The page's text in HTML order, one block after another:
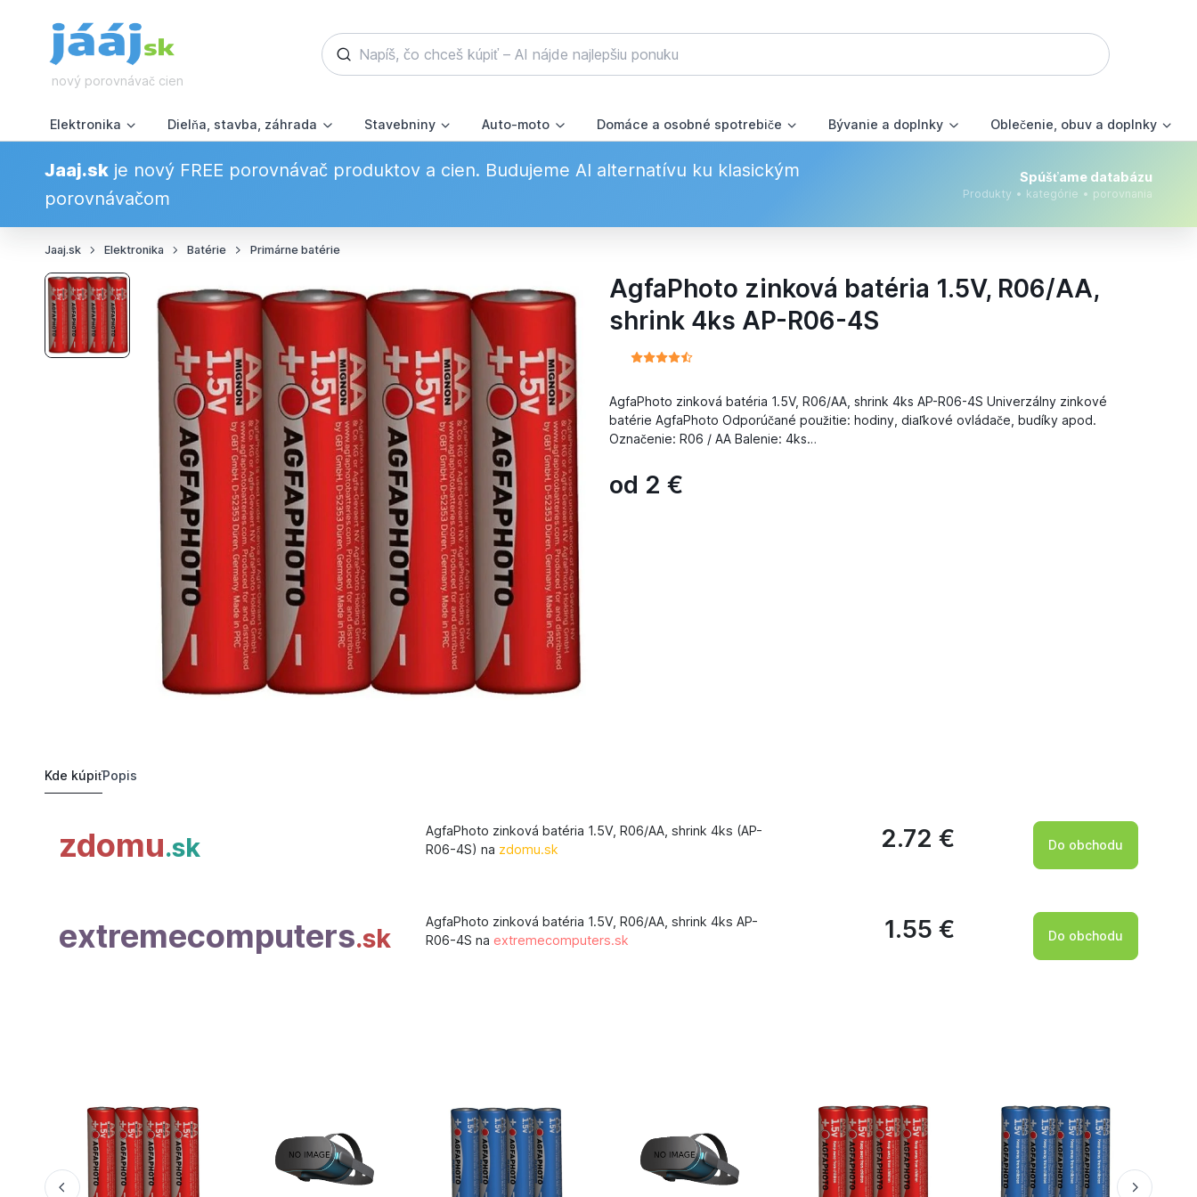
nový porovnávač cien
Elektronika Dielňa, stavba, záhrada Stavebniny Auto-moto Domáce a osobné spotrebiče Bývanie a doplnky Oblečenie, obuv a doplnky
Jaaj.skje nový FREE porovnávač produktov a cien. Budujeme AI alternatívu ku klasickým
porovnávačom
Spúšťame databázu
Produkty • kategórie • porovnania
Jaaj.sk Elektronika Batérie Primárne batérie
AgfaPhoto zinková batéria 1.5V, R06/AA,
shrink 4ks AP-R06-4S
AgfaPhoto zinková batéria 1.5V, R06/AA, shrink 4ks AP-R06-4S Univerzálny zinkové
batérie AgfaPhoto Odporúčané použitie: hodiny, diaľkové ovládače, budíky apod.
Označenie: R06 / AA Balenie: 4ks…
od 2 €
Kde kúpiťPopis
zdomu.sk
AgfaPhoto zinková batéria 1.5V, R06/AA, shrink 4ks (AP-
R06-4S) na zdomu.sk 2.72 € Do obchodu
extremecomputers.sk
AgfaPhoto zinková batéria 1.5V, R06/AA, shrink 4ks AP-
R06-4S na extremecomputers.sk 1.55 € Do obchodu